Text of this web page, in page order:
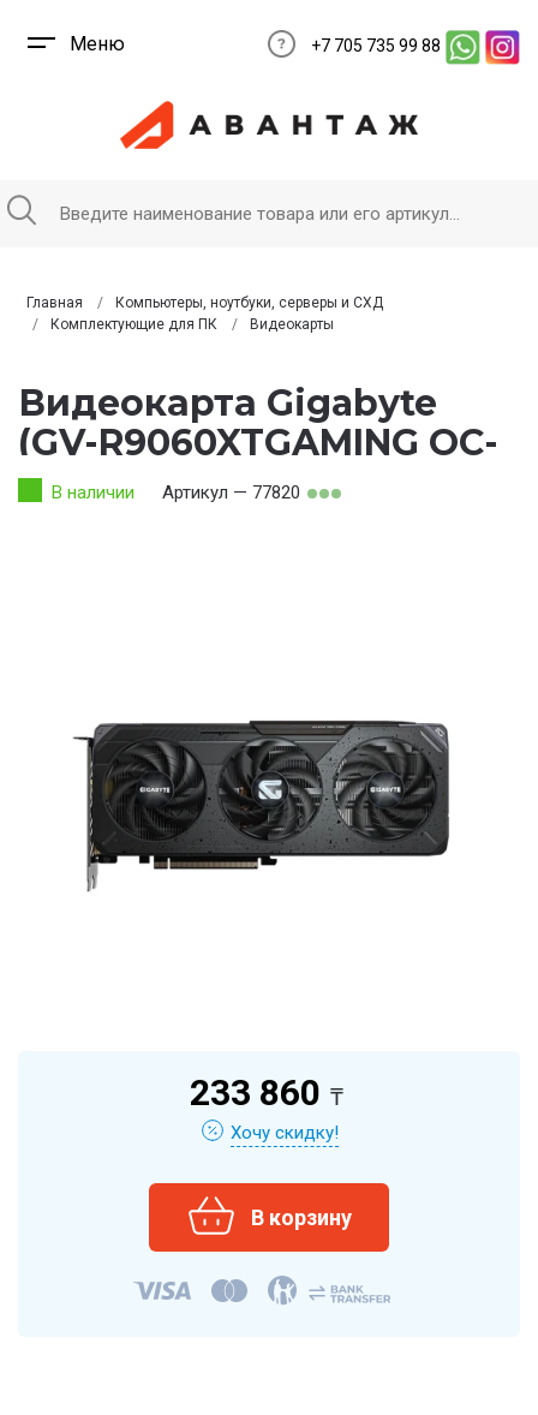
Меню +7 705 735 99 88
Главная
Компьютеры, ноутбуки, серверы и СХД
Комплектующие для ПК
Видеокарты
Видеокарта Gigabyte
(GV-R9060XTGAMING OC-
8GD) Radeon RX 9060 XT
В наличии Артикул — 77820
233 860 ₸
Хочу скидку!